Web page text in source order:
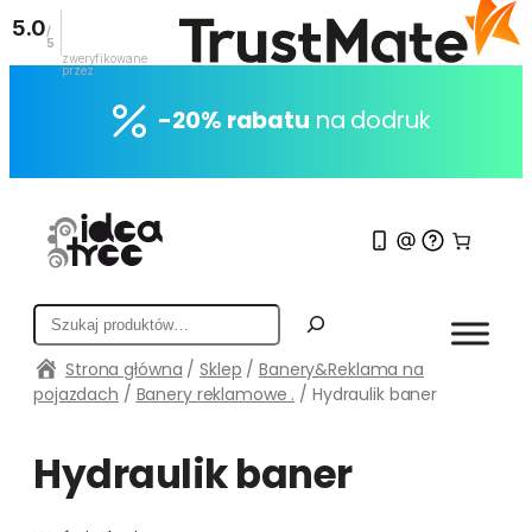
Przejdź
-20% rabatu na dodruk
S
z
u
k
Strona główna / Sklep / Banery&Reklama na
pojazdach / Banery reklamowe . / Hydraulik baner
Hydraulik baner
5.0/
5
zweryfikowane
przez